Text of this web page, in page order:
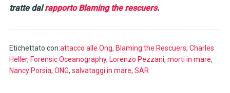
tratte dalrapporto Blaming the rescuers.
Etichettato con:attacco alle Ong, Blaming the Rescuers, Charles
Heller, Forensic Oceanography, Lorenzo Pezzani, morti in mare,
Nancy Porsia, ONG, salvataggi in mare, SAR